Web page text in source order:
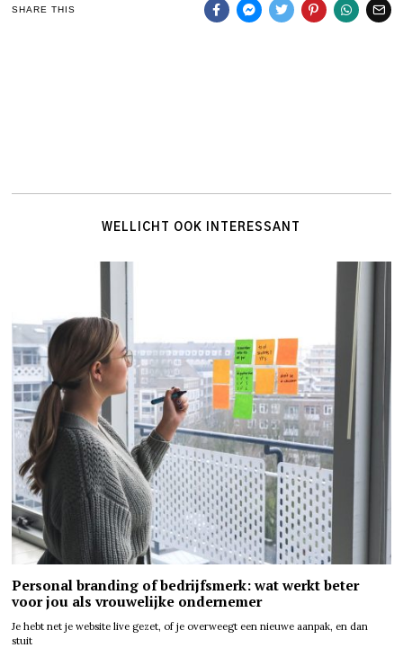
SHARE THIS
WELLICHT OOK INTERESSANT
Personal branding of bedrijfsmerk: wat werkt beter
voor jou als vrouwelijke ondernemer
Je hebt net je website live gezet, of je overweegt een nieuwe aanpak, en dan
stuit